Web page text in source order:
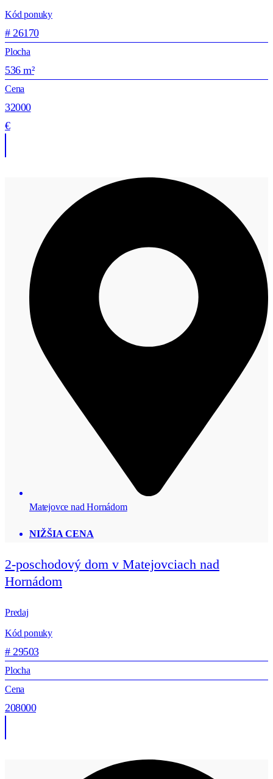
Kód ponuky
# 26170
Plocha
536 m²
Cena
32000
€
Matejovce nad Hornádom
NIŽŠIA CENA
2-poschodový dom v Matejovciach nad
Hornádom
Predaj
Kód ponuky
# 29503
Plocha
Cena
208000